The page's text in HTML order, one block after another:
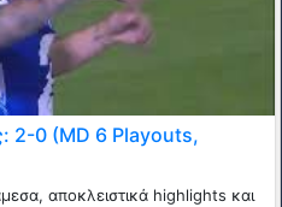
2-0 (MD 6 Playouts,
αποκλειστικά highlights και